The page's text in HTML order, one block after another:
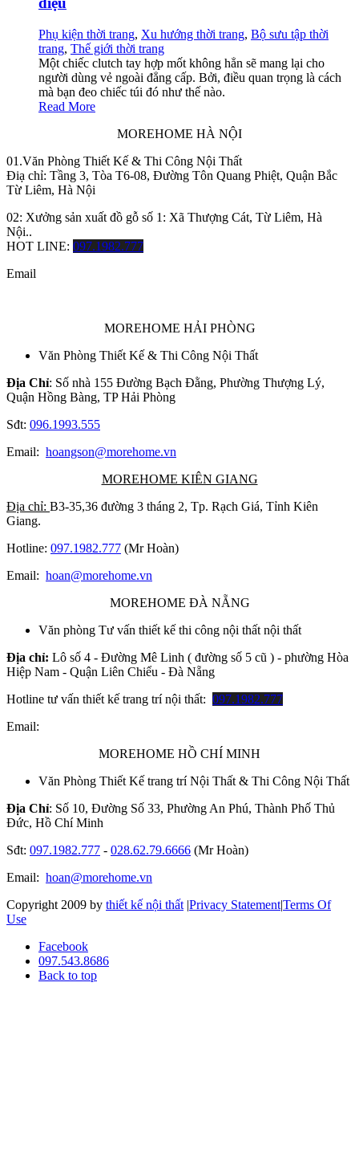
Phụ kiện thời trang, Xu hướng thời trang, Bộ sưu tập thời
trang, Thế giới thời trang
Một chiếc clutch tay hợp mốt không hẳn sẽ mang lại cho
người dùng vẻ ngoài đẳng cấp. Bởi, điều quan trọng là cách
mà bạn đeo chiếc túi đó như thế nào.
Read More
MOREHOME HÀ NỘI
01.Văn Phòng Thiết Kế & Thi Công Nội Thất
Điạ chỉ: Tầng 3, Tòa T6-08, Đường Tôn Quang Phiệt, Quận Bắc
Từ Liêm, Hà Nội
02: Xưởng sản xuất đồ gỗ số 1: Xã Thượng Cát, Từ Liêm, Hà
Nội..
HOT LINE: 097.1982.777
Email
MOREHOME HẢI PHÒNG
Văn Phòng Thiết Kế & Thi Công Nội Thất
Địa Chỉ: Số nhà 155 Đường Bạch Đằng, Phường Thượng Lý,
Quận Hồng Bàng, TP Hải Phòng
Sđt: 096.1993.555
Email: hoangson@morehome.vn
MOREHOME KIÊN GIANG
Địa chỉ: B3-35,36 đường 3 tháng 2, Tp. Rạch Giá, Tỉnh Kiên
Giang.
Hotline: 097.1982.777 (Mr Hoàn)
Email: hoan@morehome.vn
MOREHOME ĐÀ NẴNG
Văn phòng Tư vấn thiết kế thi công nội thất nội thất
Địa chỉ: Lô số 4 - Đường Mê Linh ( đường số 5 cũ ) - phường Hòa
Hiệp Nam - Quận Liên Chiểu - Đà Nẵng
Hotline tư vấn thiết kế trang trí nội thất: 097.1982.777
Email:
MOREHOME HỒ CHÍ MINH
Văn Phòng Thiết Kế trang trí Nội Thất & Thi Công Nội Thất
Địa Chỉ: Số 10, Đường Số 33, Phường An Phú, Thành Phố Thủ
Đức, Hồ Chí Minh
Sđt: 097.1982.777 - 028.62.79.6666 (Mr Hoàn)
Email: hoan@morehome.vn
Copyright 2009 by thiết kế nội thất |Privacy Statement|Terms Of
Use
Facebook
097.543.8686
Back to top